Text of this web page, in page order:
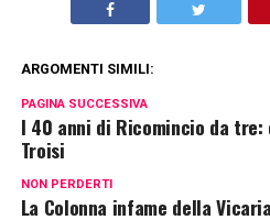
ARGOMENTI SIMILI:
PAGINA SUCCESSIVA
I 40 anni di Ricomincio da tre:
Troisi
NON PERDERTI
La Colonna infame della